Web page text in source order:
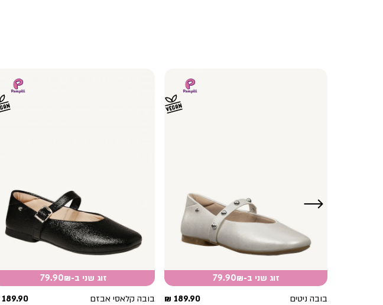
ימינה
זוג שני ב-79.90₪
בובה ניטים
מחיר
189.90 ₪
זוג שני ב-79.90₪
בובה קלאסי אבזם
מחיר
189.90 ₪